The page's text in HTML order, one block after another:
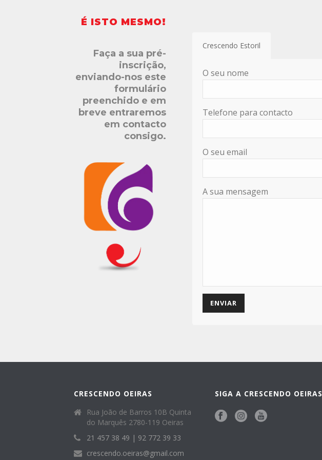
É ISTO MESMO!
Faça a sua pré-
inscrição,
enviando-nos este
formulário
preenchido e em
breve entraremos
em contacto
consigo.
Crescendo Estoril
O seu nome
Telefone para contacto
O seu email
A sua mensagem
CRESCENDO OEIRAS
Rua João de Barros 10B Quinta
do Marquês 2780-119 Oeiras
21 457 38 49 | 92 772 39 33
crescendo.oeiras@gmail.com
SIGA A CRESCENDO OEIRAS